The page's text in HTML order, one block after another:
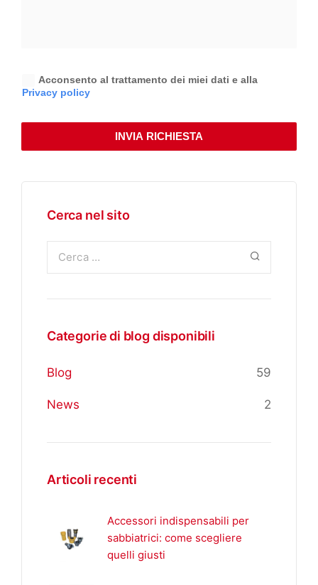
Acconsento al trattamento dei miei dati e alla
Privacy policy
INVIA RICHIESTA
Cerca nel sito
Categorie di blog disponibili
Blog 59
News 2
Articoli recenti
Accessori indispensabili per
sabbiatrici: come scegliere
quelli giusti